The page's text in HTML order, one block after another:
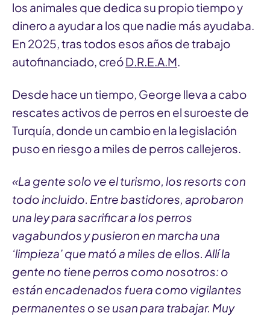
los animales que dedica su propio tiempo y
dinero a ayudar a los que nadie más ayudaba.
En 2025, tras todos esos años de trabajo
autofinanciado, creóD.R.E.A.M.
Desde hace un tiempo, George lleva a cabo
rescates activos de perros en el suroeste de
Turquía, donde un cambio en la legislación
puso en riesgo a miles de perros callejeros.
«La gente solo ve el turismo, los resorts con
todo incluido. Entre bastidores, aprobaron
una ley para sacrificar a los perros
vagabundos y pusieron en marcha una
‘limpieza’ que mató a miles de ellos. Allí la
gente no tiene perros como nosotros: o
están encadenados fuera como vigilantes
permanentes o se usan para trabajar. Muy